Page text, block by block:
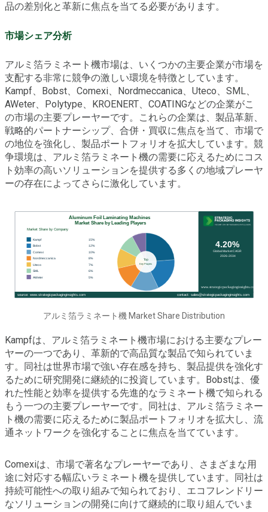
品の差別化と革新に焦点を当てる必要があります。
市場シェア分析
アルミ箔ラミネート機市場は、いくつかの主要企業が市場を
支配する非常に競争の激しい環境を特徴としています。
Kampf、Bobst、Comexi、Nordmeccanica、Uteco、SML、
AWeter、Polytype、KROENERT、COATINGなどの企業がこ
の市場の主要プレーヤーです。これらの企業は、製品革新、
戦略的パートナーシップ、合併・買収に焦点を当て、市場で
の地位を強化し、製品ポートフォリオを拡大しています。競
争環境は、アルミ箔ラミネート機の需要に応えるためにコス
ト効率の高いソリューションを提供する多くの地域プレーヤ
ーの存在によってさらに激化しています。
アルミ箔ラミネート機 Market Share Distribution
Kampfは、アルミ箔ラミネート機市場における主要なプレー
ヤーの一つであり、革新的で高品質な製品で知られていま
す。同社は世界市場で強い存在感を持ち、製品提供を強化す
るために研究開発に継続的に投資しています。Bobstは、優
れた性能と効率を提供する先進的なラミネート機で知られる
もう一つの主要プレーヤーです。同社は、アルミ箔ラミネー
ト機の需要に応えるために製品ポートフォリオを拡大し、流
通ネットワークを強化することに焦点を当てています。
Comexiは、市場で著名なプレーヤーであり、さまざまな用
途に対応する幅広いラミネート機を提供しています。同社は
持続可能性への取り組みで知られており、エコフレンドリー
なソリューションの開発に向けて継続的に取り組んでいま